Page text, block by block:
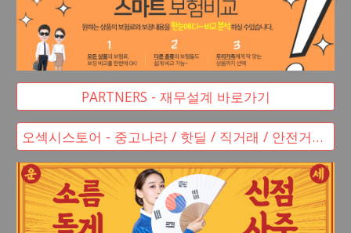
PARTNERS - 재무설계 바로가기
오섹시스토어 - 중고나라 / 핫딜 / 직거래 / 안전거래 바로가기